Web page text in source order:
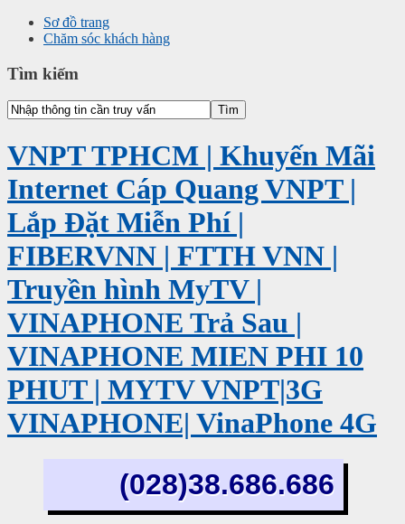
Sơ đồ trang
Chăm sóc khách hàng
Tìm kiếm
VNPT TPHCM | Khuyến Mãi
Internet Cáp Quang VNPT |
Lắp Đặt Miễn Phí |
FIBERVNN | FTTH VNN |
Truyền hình MyTV |
VINAPHONE Trả Sau |
VINAPHONE MIEN PHI 10
PHUT | MYTV VNPT|3G
VINAPHONE| VinaPhone 4G
(028)38.686.686